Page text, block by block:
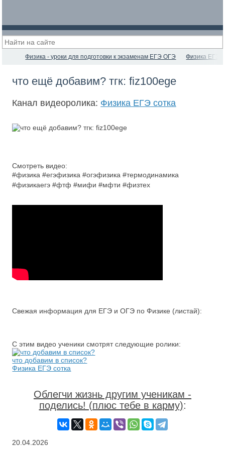
Физика - уроки для подготовки к экзаменам ЕГЭ ОГЭ Физика ЕГЭ
что ещё добавим? тгк: fiz100ege
Канал видеоролика: Физика ЕГЭ сотка
Смотреть видео:
#физика #егэфизика #огэфизика #термодинамика
#физикаегэ #фтф #мифи #мфти #физтех
Свежая информация для ЕГЭ и ОГЭ по Физике (листай):
С этим видео ученики смотрят следующие ролики:
что добавим в список?
Физика ЕГЭ сотка
Облегчи жизнь другим ученикам -
поделись! (плюс тебе в карму):
20.04.2026